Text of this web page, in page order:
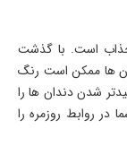
است. با گذشت
ها ممکن است رنگ
شدن دندان ها را
در روابط روزمره را